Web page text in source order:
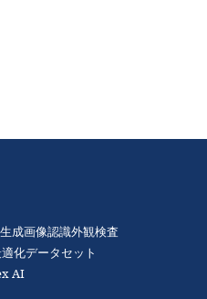
成画像認識外観検査
化データセット
AI